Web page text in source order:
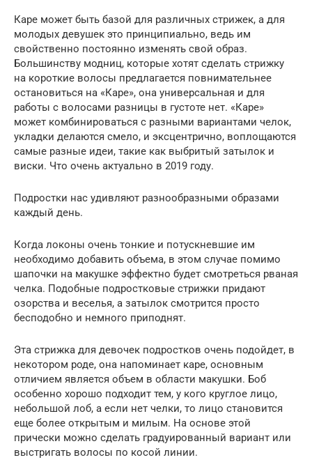
Каре может быть базой для различных стрижек, а для
молодых девушек это принципиально, ведь им
свойственно постоянно изменять свой образ.
Большинству модниц, которые хотят сделать стрижку
на короткие волосы предлагается повнимательнее
остановиться на «Каре», она универсальная и для
работы с волосами разницы в густоте нет. «Каре»
может комбинироваться с разными вариантами челок,
укладки делаются смело, и эксцентрично, воплощаются
самые разные идеи, такие как выбритый затылок и
виски. Что очень актуально в 2019 году.
Подростки нас удивляют разнообразными образами
каждый день.
Когда локоны очень тонкие и потускневшие им
необходимо добавить объема, в этом случае помимо
шапочки на макушке эффектно будет смотреться рваная
челка. Подобные подростковые стрижки придают
озорства и веселья, а затылок смотрится просто
бесподобно и немного приподнят.
Эта стрижка для девочек подростков очень подойдет, в
некотором роде, она напоминает каре, основным
отличием является объем в области макушки. Боб
особенно хорошо подходит тем, у кого круглое лицо,
небольшой лоб, а если нет челки, то лицо становится
еще более открытым и милым. На основе этой
прически можно сделать градуированный вариант или
выстригать волосы по косой линии.